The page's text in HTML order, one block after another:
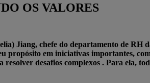
OS VALORES
Jiang, chefe do departamento de RH
propósito em iniciativas importantes,
resolver desafios complexos . Para ela,